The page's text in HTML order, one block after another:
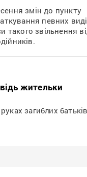
змін до пункту
певних
такого звільнення
жительки
загиблих